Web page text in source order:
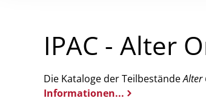
IPAC - Alter
Die Kataloge der TeilbeständeAlter
Informationen...